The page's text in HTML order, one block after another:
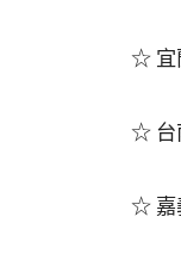
☆ 宜
☆ 台
☆ 嘉